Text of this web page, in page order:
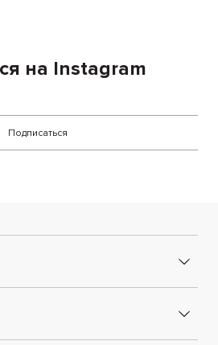
на Instagram
Подписаться